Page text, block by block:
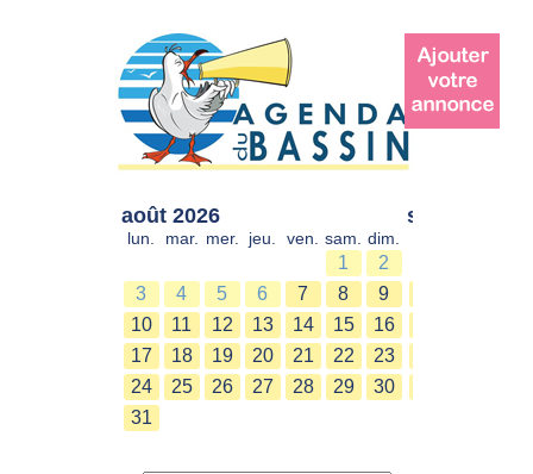
août 2026
lun. mar. mer. jeu. ven. sam. dim.
1
2
3
4 5 6 7 8
9
10
11 12 13 14 15
16
17
18 19 20 21 22
23
24
25 26 27 28 29
30
31
sept. 2026